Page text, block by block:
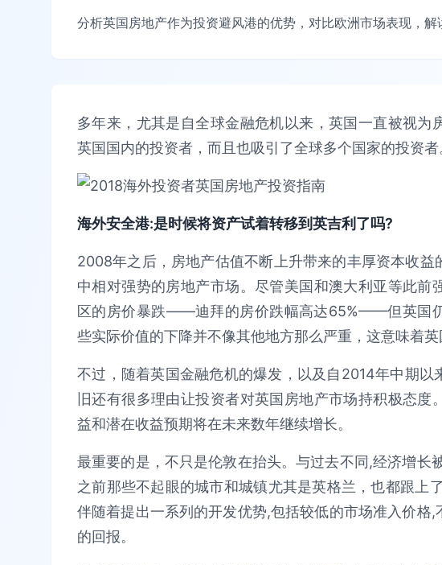
分析英国房地产作为投资避风港的优势，对比欧洲市场表现，解
多年来，尤其是自全球金融危机以来，英国一直被视为
英国国内的投资者，而且也吸引了全球多个国家的投资者
海外安全港:是时候将资产试着转移到英吉利了吗?
2008年之后，房地产估值不断上升带来的丰厚资本收益
中相对强势的房地产市场。尽管美国和澳大利亚等此前
区的房价暴跌——迪拜的房价跌幅高达65%——但英国
些实际价值的下降并不像其他地方那么严重，这意味着英
不过，随着英国金融危机的爆发，以及自2014年中期以
旧还有很多理由让投资者对英国房地产市场持积极态
益和潜在收益预期将在未来数年继续增长。
最重要的是，不只是伦敦在抬头。与过去不同,经济增长
之前那些不起眼的城市和城镇尤其是英格兰，也都跟上
伴随着提出一系列的开发优势,包括较低的市场准入价格,
的回报。